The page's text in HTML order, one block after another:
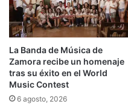
La Banda de Música de
Zamora recibe un homenaje
tras su éxito en el World
Music Contest
6 agosto, 2026